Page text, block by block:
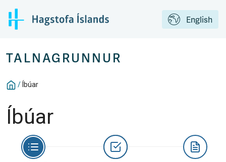
English
TALNAGRUNNUR
/ Íbúar
Íbúar